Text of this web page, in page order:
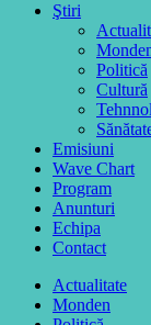
Ştiri
Politică
Cultură
Emisiuni
Wave Chart
Program
Anunturi
Echipa
Contact
Actualitate
Monden